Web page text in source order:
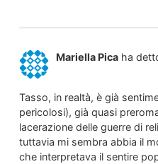
Mariella Pica ha
Tasso, in realtà, è già
pericolosi), già quasi
lacerazione delle guerre di
tuttavia mi sembra abbia il
che interpretava il sentire